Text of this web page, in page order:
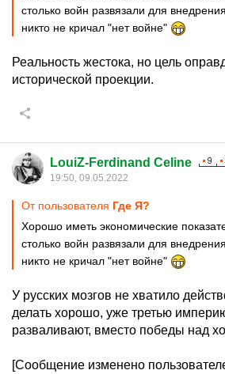
столько войн развязали для
никто не кричал "нет войне"
Реальность жестока, но цель
исторической проекции.
LouiZ-Ferdinand Celine
19:50, 09.05.2022
От пользователя Где Я?
Хорошо иметь экономические
столько войн развязали для
никто не кричал "нет войне"
У русских мозгов не хватило
делать хорошо, уже третью
разваливают, вместо победы над
[Сообщение изменено